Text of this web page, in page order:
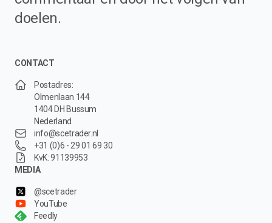
doelen.
CONTACT
Postadres:
Olmenlaan 144
1404 DH Bussum
Nederland
info@scetrader.nl
+31 (0)6 - 29 01 69 30
KvK: 91139953
MEDIA
@scetrader
YouTube
Feedly